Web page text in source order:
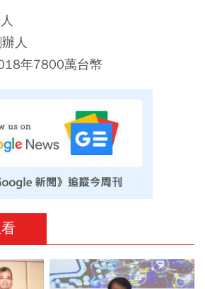
人
年7800萬台幣